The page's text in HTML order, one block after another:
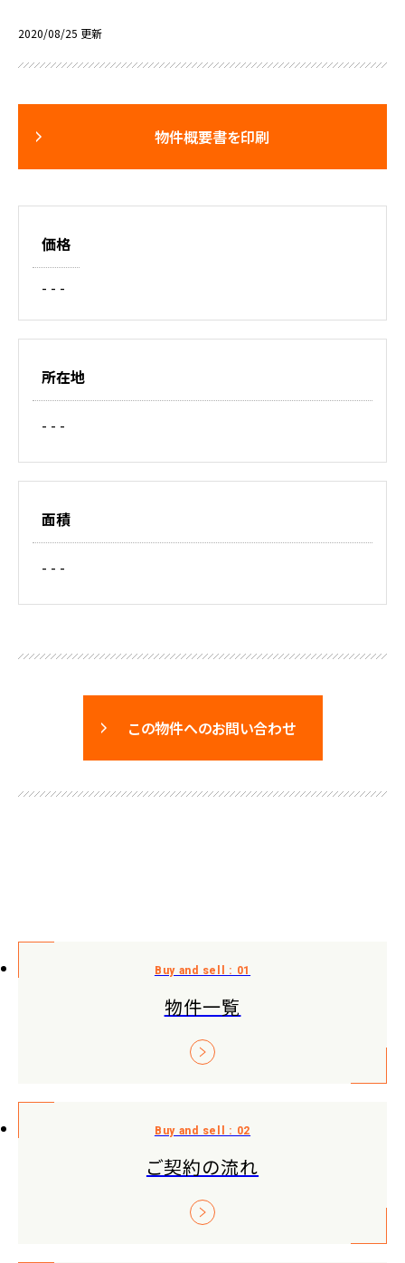
2020/08/25 更新
物件概要書を印刷
価格
- - -
所在地
- - -
面積
- - -
この物件へのお問い合わせ
物件一覧
ご契約の流れ